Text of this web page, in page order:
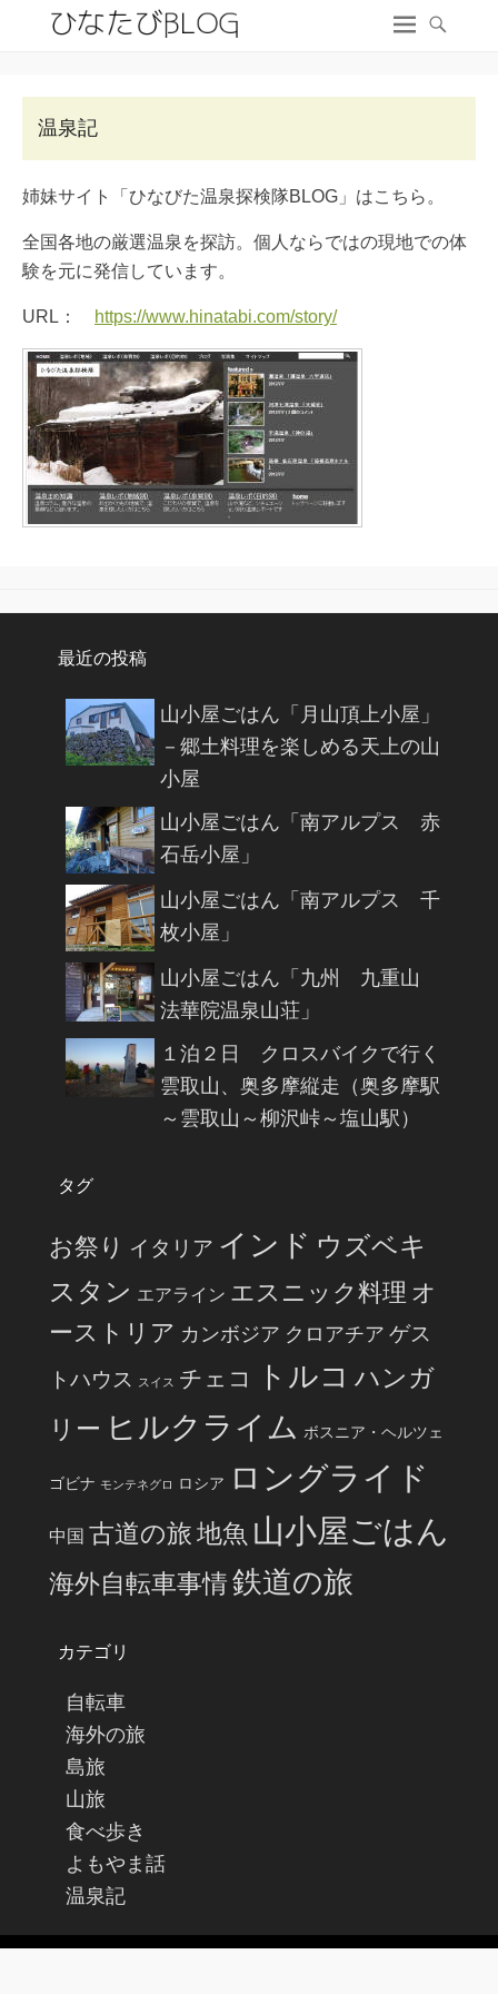
温泉記
姉妹サイト「ひなびた温泉探検隊BLOG」はこちら。
全国各地の厳選温泉を探訪。個人ならではの現地での体
験を元に発信しています。
URL： https://www.hinatabi.com/story/
最近の投稿
山小屋ごはん「月山頂上小屋」
－郷土料理を楽しめる天上の山
小屋
山小屋ごはん「南アルプス 赤
石岳小屋」
山小屋ごはん「南アルプス 千
枚小屋」
山小屋ごはん「九州 九重山
法華院温泉山荘」
１泊２日 クロスバイクで行く
雲取山、奥多摩縦走（奥多摩駅
～雲取山～柳沢峠～塩山駅）
タグ
お祭り イタリア インド ウズベキ
スタン エアライン エスニック料理 オ
ーストリア カンボジア クロアチア ゲス
トハウス
スイス チェコ トルコ ハンガ
リー ヒルクライム ボスニア・ヘルツェ
ゴビナ モンテネグロ ロシア ロングライド
中国 古道の旅 地魚 山小屋ごはん
海外自転車事情鉄道の旅
カテゴリ
自転車
海外の旅
島旅
山旅
食べ歩き
よもやま話
温泉記